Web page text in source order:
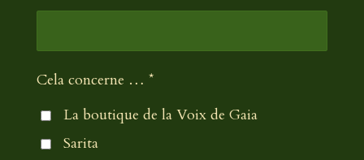
Cela concerne … *
La boutique de la Voix de Gaia
Sarita